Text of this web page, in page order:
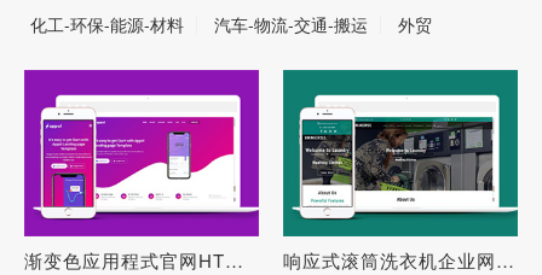
化工-环保-能源-材料
汽车-物流-交通-搬运 外贸
渐变色应用程式官网HTML5模板-27788 响应式滚筒洗衣机企业网站模板-27787